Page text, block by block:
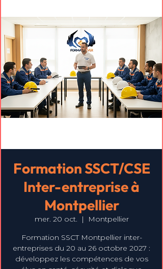
Formation SSCT/CSE
Inter-entreprise à
Montpellier
mer. 20 oct.
  |
Montpellier
Formation SSCT Montpellier inter-
entreprises du 20 au 26 octobre 2027 :
développez les compétences de vos